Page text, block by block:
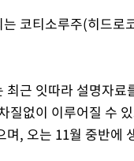
코티소루주(히드로
근 잇따라 설명자
질없이 이루어질 수
, 오는 11월 중반에